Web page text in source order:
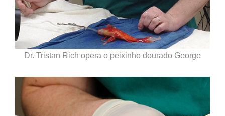
Dr. Tristan Rich opera o peixinho dourado George